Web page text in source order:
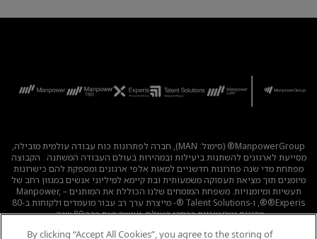
ManpowerGroup® (סימול: MAN), חברה לפתרונות כוח עבודה עולמית מובילה,
מסייעת לארגונים להשתנות ביעילות ובמהירות בעולם העבודה המשתנה . הקבוצה
מפתחת מדי שנה פתרונות חדשניים למאות אלפי ארגונים ומספקת להם כישרונות
מיומנים תוך מציאת תעסוקה משמעותית ובת קיימא למיליוני אנשים במגוון רחב של
תעשיות ומיומנויות. משפחת המומחים שלנו הכוללת את המותגים – Manpower,
®Experis®, ו-Talent Solutions ®- מייצרת ערך רב עבור מועמדים ולקוחות ב-80
מדינות וטריטוריות ברחבי העולם, ועושה זאת כבר 80 שנה.
By clicking “Accept All Cookies”, you agree to the storing of